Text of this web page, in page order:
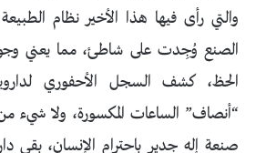
والتي رأى فيها هذا الأخير نظام
الصنع وُجِدت على شاطئ، مما يعني
الحظ، كشف السجل الأحفوري
“أنصاف” الساعات المكسورة، ولا شيء
صنعة إله جدير باحترام الإنسان، بقي